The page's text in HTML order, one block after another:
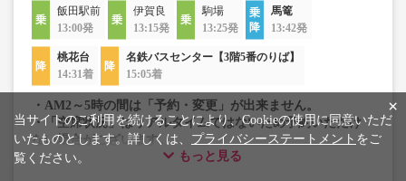
飯田駅前
13:00発
伊賀良
13:15発
駒場
13:25発
馬篭
13:42発
桃花台
14:31着
名鉄バスセンター【3階5番のりば】
15:05着
・AM2～5時の間は「予約・変更」が出来ません。
・「空席状況」はリアルタイムではないため予約いただけ
ない場合がございます。
・車両は予告なく変更となる場合がございます。これに伴
もっと見る
×
当サイトのご利用を続けることにより、Cookieの使用に同意いただ
いたものとします。詳しくは、 プライバシーステートメント をご
覧ください。